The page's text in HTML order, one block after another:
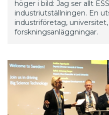
höger i bild: Jag ser allt
industriutställningen. En
industriföretag,
forskningsanläggningar.